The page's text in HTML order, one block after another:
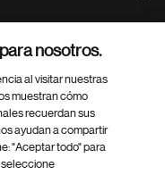
nosotros.
al visitar nuestras
muestran cómo
recuerdan sus
ayudan a compartir
"Aceptar todo" para
seleccione